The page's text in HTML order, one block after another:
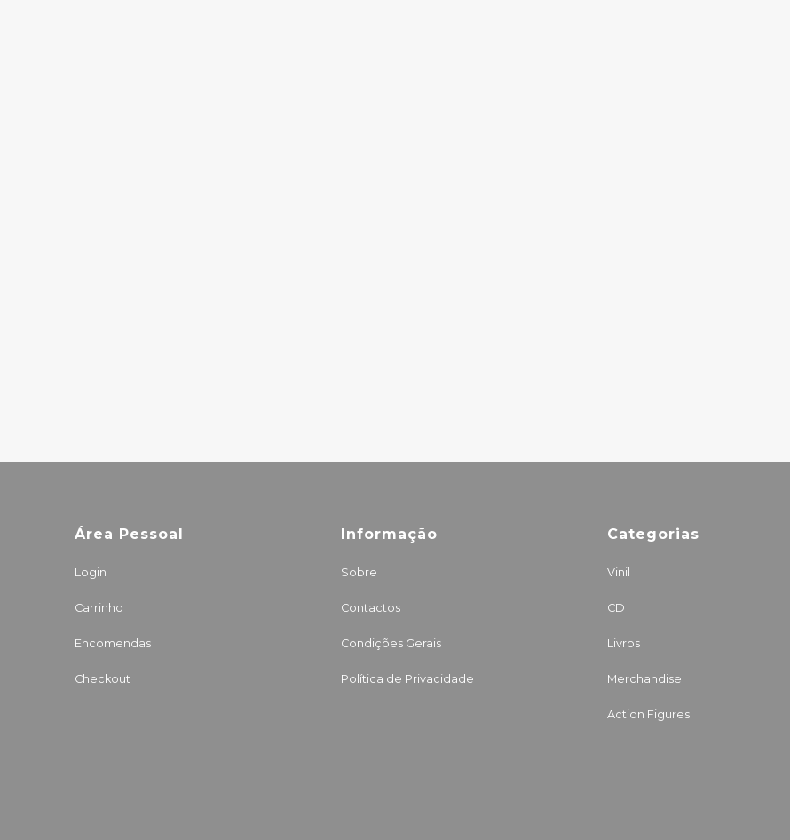
Área Pessoal
Login
Carrinho
Encomendas
Checkout
Informação
Sobre
Contactos
Condições Gerais
Política de Privacidade
Categorias
Vinil
CD
Livros
Merchandise
Action Figures